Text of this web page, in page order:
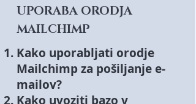
UPORABA ORODJA
MAILCHIMP
Kako uporabljati orodje
Mailchimp za pošiljanje e-
mailov?
Kako uvoziti bazo v